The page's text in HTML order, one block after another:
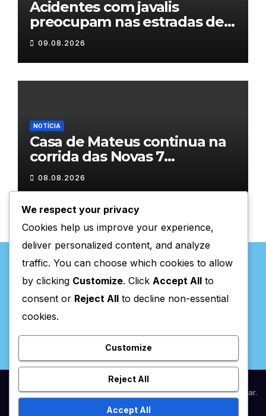
Acidentes com javalis
preocupam nas estradas de
Trás-os-Montes
09.08.2026
NOTÍCIA
Casa de Mateus continua na
corrida das Novas 7
Maravilhas de Portugal
08.08.2026
Valpaços Online
Proudly powered by WordPress|Theme:NewsupbyThemeansar.
We respect your privacy
Cookies help us improve your experience,
deliver personalized content, and analyze
traffic. You can choose which cookies to allow
by clicking Customize. Click Accept All to
consent or Reject All to decline non-essential
cookies.
Customize
Reject All
Accept All